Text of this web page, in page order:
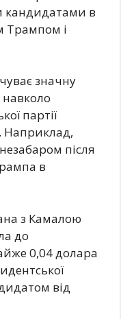
кандидатами в
Трампом і
значну
партії
Наприклад,
після
в
з Камалою
до
0,04 долара
від